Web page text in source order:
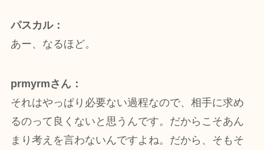
パスカル：
あー、なるほど。
prmyrmさん：
それはやっぱり必要ない過程なので、相手に求め
るのって良くないと思うんです。だからこそあん
まり考えを言わないんですよね。だから、そもそ